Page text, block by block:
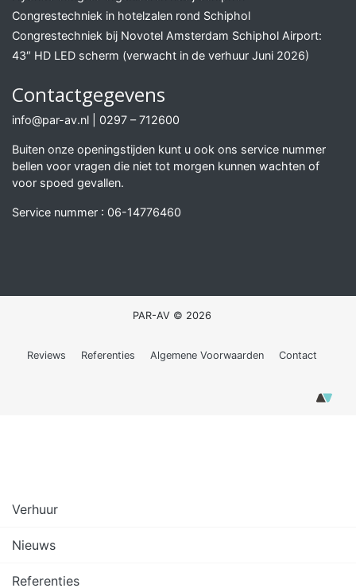
Congrestechniek in hotelzalen rond Schiphol
Congrestechniek bij Novotel Amsterdam Schiphol Airport:
43″ HD LED scherm (verwacht in de verhuur Juni 2026)
Contactgegevens
info@par-av.nl 0297 – 712600
Buiten onze openingstijden kunt u ook ons service nummer
bellen voor vragen die niet tot morgen kunnen wachten of
voor spoed gevallen.
Service nummer : 06-14776460
PAR-AV © 2026
Reviews Referenties Algemene Voorwaarden Contact
Verhuur
Nieuws
Referenties